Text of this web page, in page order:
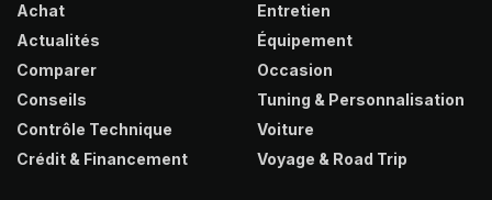
Achat
Actualités
Comparer
Conseils
Contrôle Technique
Crédit & Financement
Entretien
Équipement
Occasion
Tuning & Personnalisation
Voiture
Voyage & Road Trip